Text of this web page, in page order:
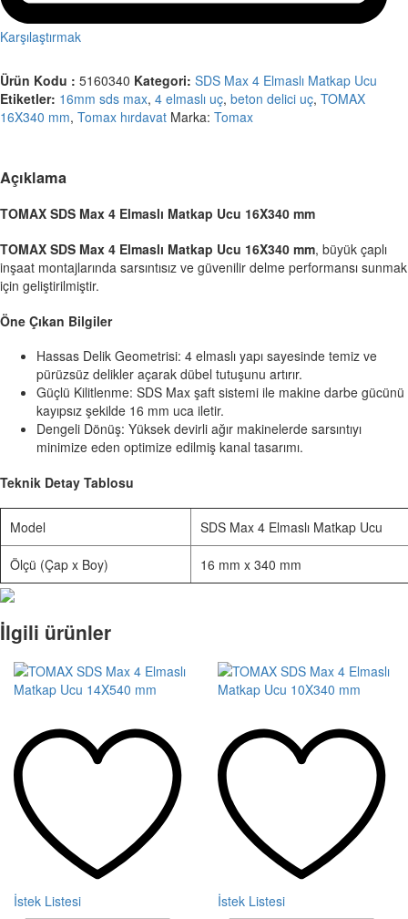
Karşılaştırmak
Ürün Kodu : 5160340 Kategori: SDS Max 4 Elmaslı Matkap Ucu
Etiketler: 16mm sds max, 4 elmaslı uç, beton delici uç, TOMAX
16X340 mm, Tomax hırdavat Marka: Tomax
Açıklama
TOMAX SDS Max 4 Elmaslı Matkap Ucu 16X340 mm
TOMAX SDS Max 4 Elmaslı Matkap Ucu 16X340 mm, büyük çaplı
inşaat montajlarında sarsıntısız ve güvenilir delme performansı sunmak
için geliştirilmiştir.
Öne Çıkan Bilgiler
Hassas Delik Geometrisi: 4 elmaslı yapı sayesinde temiz ve
pürüzsüz delikler açarak dübel tutuşunu artırır.
Güçlü Kilitlenme: SDS Max şaft sistemi ile makine darbe gücünü
kayıpsız şekilde 16 mm uca iletir.
Dengeli Dönüş: Yüksek devirli ağır makinelerde sarsıntıyı
minimize eden optimize edilmiş kanal tasarımı.
Teknik Detay Tablosu
Model SDS Max 4 Elmaslı Matkap Ucu
Ölçü (Çap x Boy) 16 mm x 340 mm
İlgili ürünler
İstek Listesi İstek Listesi